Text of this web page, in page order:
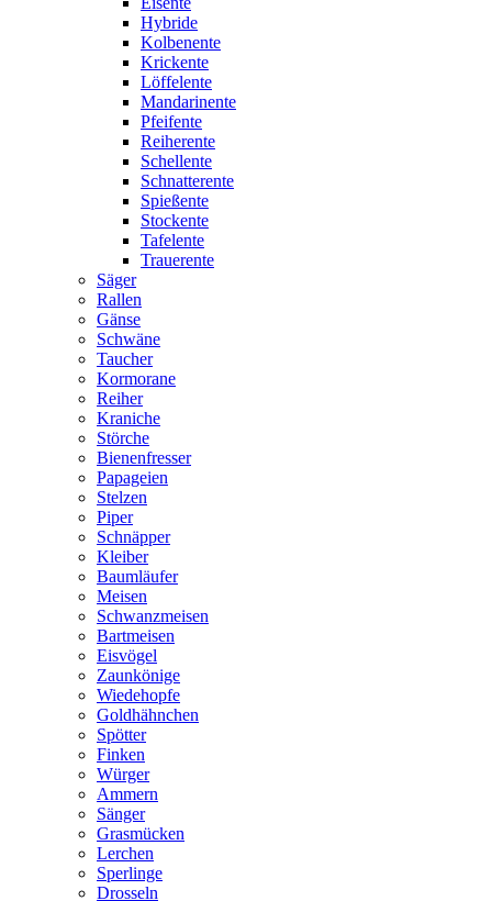
Hybride
Kolbenente
Krickente
Löffelente
Mandarinente
Pfeifente
Reiherente
Schellente
Schnatterente
Spießente
Stockente
Tafelente
Trauerente
Säger
Rallen
Gänse
Schwäne
Taucher
Kormorane
Reiher
Kraniche
Störche
Bienenfresser
Papageien
Stelzen
Piper
Schnäpper
Kleiber
Baumläufer
Meisen
Schwanzmeisen
Bartmeisen
Eisvögel
Zaunkönige
Wiedehopfe
Goldhähnchen
Spötter
Finken
Würger
Ammern
Sänger
Grasmücken
Lerchen
Sperlinge
Drosseln